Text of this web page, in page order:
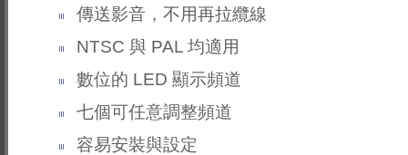
傳送影音，不用再拉纜線
NTSC 與 PAL 均適用
數位的 LED 顯示頻道
七個可任意調整頻道
容易安裝與設定